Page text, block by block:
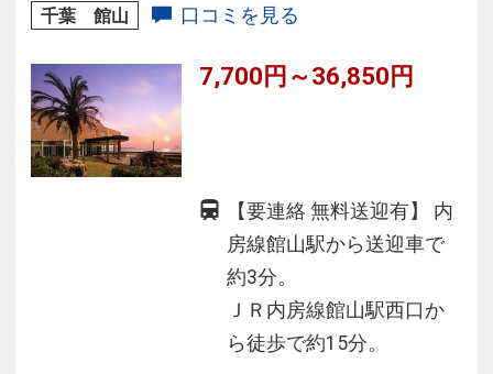
千葉 館山 口コミを見る
7,700円～36,850円
【要連絡 無料送迎有】 内
房線館山駅から送迎車で
約3分。
ＪＲ内房線館山駅西口か
ら徒歩で約15分。